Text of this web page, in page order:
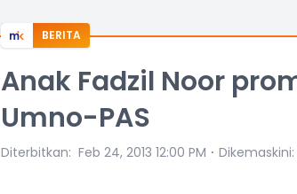
BERITA
Anak Fadzil Noor
Umno-PAS
Diterbitkan: Feb 24, 2013 12:00 PM ⋅ Dikemaskini: